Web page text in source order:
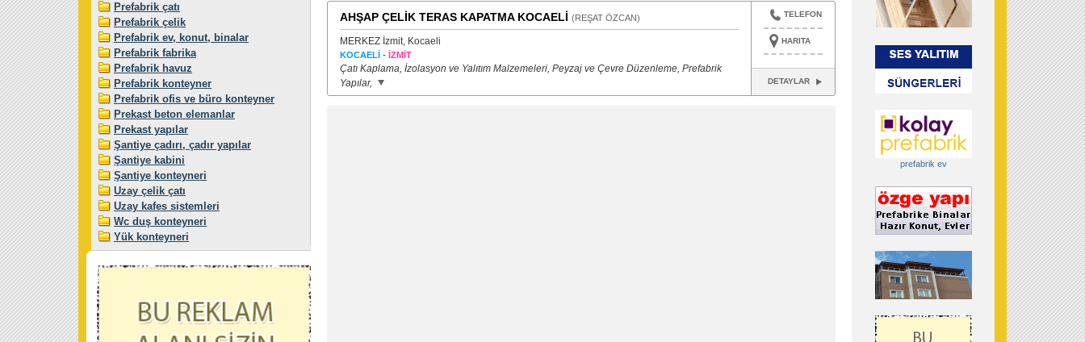
AHŞAP ÇELİK TERAS KAPATMA KOCAELİ (REŞAT ÖZCAN)
MERKEZ İzmit, Kocaeli
KOCAELİ- İZMİT
Çatı Kaplama, İzolasyon ve Yalıtım Malzemeleri, Peyzaj ve Çevre Düzenleme, Prefabrik
Yapılar,
TELEFON
HARITA
DETAYLAR
Prefabrik çatı
Prefabrik çelik
Prefabrik ev, konut, binalar
Prefabrik fabrika
Prefabrik havuz
Prefabrik konteyner
Prefabrik ofis ve büro konteyner
Prekast beton elemanlar
Prekast yapılar
Şantiye çadırı, çadır yapılar
Şantiye kabini
Şantiye konteyneri
Uzay çelik çatı
Uzay kafes sistemleri
Wc duş konteyneri
Yük konteyneri
prefabrik ev